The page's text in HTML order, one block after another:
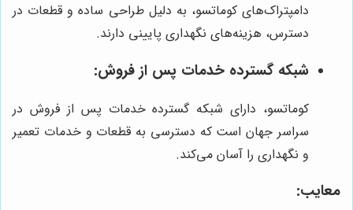
دامپتراک‌های کوماتسو، به دلیل طراحی ساده و قطعات در
دسترس، هزینه‌های نگهداری پایینی دارند.
شبکه گسترده خدمات پس از فروش:
کوماتسو، دارای شبکه گسترده خدمات پس از فروش در
سراسر جهان است که دسترسی به قطعات و خدمات تعمیر
و نگهداری را آسان می‌کند.
معایب: